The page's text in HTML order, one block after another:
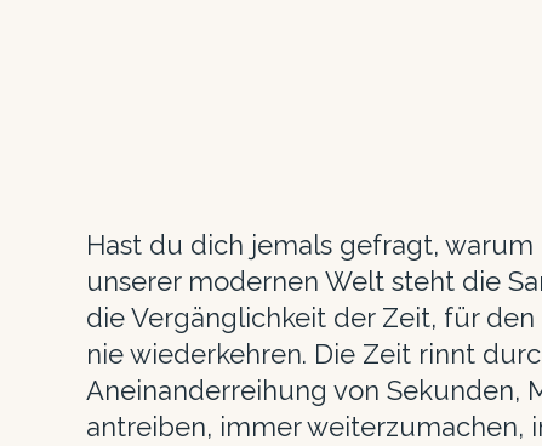
Hast du dich jemals gefragt,
unserer modernen Welt steht die
die Vergänglichkeit der Zeit, für
nie wiederkehren. Die Zeit rinnt
Aneinanderreihung von Sekunden,
antreiben, immer weiterzumachen,